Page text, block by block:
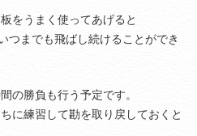
をうまく使ってあげると
つまでも飛ばし続けることができ
の勝負も行う予定です。
に練習して勘を取り戻しておくと